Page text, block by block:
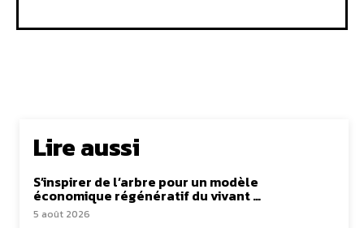
Lire aussi
S’inspirer de l’arbre pour un modèle
économique régénératif du vivant …
5 août 2026